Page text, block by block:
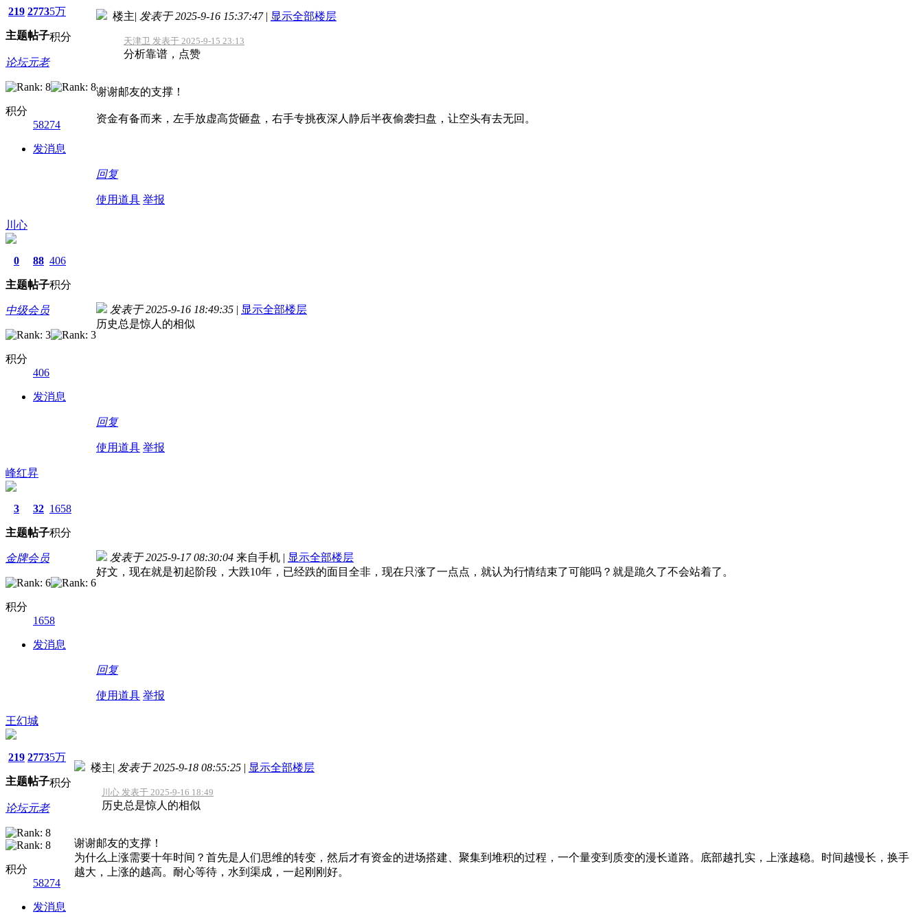
219
主题
2773
帖子
5万
积分
论坛元老
积分
58274
发消息
楼主| 发表于 2025-9-16 15:37:47 | 显示全部楼层
天津卫 发表于 2025-9-15 23:13
分析靠谱，点赞
谢谢邮友的支撑！
资金有备而来，左手放虚高货砸盘，右手专挑夜深人静后半夜偷袭扫盘，让空头有去无回。
回复
使用道具 举报
川心
0
主题
88
帖子
406
积分
中级会员
积分
406
发消息
发表于 2025-9-16 18:49:35 | 显示全部楼层
历史总是惊人的相似
回复
使用道具 举报
峰红昇
3
主题
32
帖子
1658
积分
金牌会员
积分
1658
发消息
发表于 2025-9-17 08:30:04 来自手机 | 显示全部楼层
好文，现在就是初起阶段，大跌10年，已经跌的面目全非，现在只涨了一点点，就认为行情结束了可能吗？就是跪久了不会站着了。
回复
使用道具 举报
王幻城
219
主题
2773
帖子
5万
积分
论坛元老
积分
58274
发消息
楼主| 发表于 2025-9-18 08:55:25 | 显示全部楼层
川心 发表于 2025-9-16 18:49
历史总是惊人的相似
谢谢邮友的支撑！
为什么上涨需要十年时间？首先是人们思维的转变，然后才有资金的进场搭建、聚集到堆积的过程，一个量变到质变的漫长道路。底部越扎实，上涨越稳。时间越慢长，换手
越大，上涨的越高。耐心等待，水到渠成，一起刚刚好。